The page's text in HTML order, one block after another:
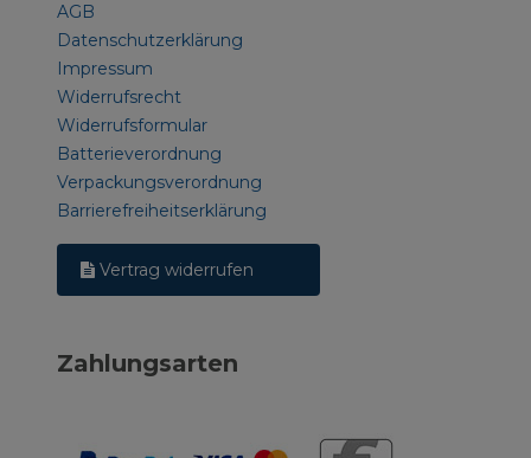
AGB
Datenschutzerklärung
Impressum
Widerrufsrecht
Widerrufsformular
Batterieverordnung
Verpackungsverordnung
Barrierefreiheitserklärung
Vertrag widerrufen
Zahlungsarten